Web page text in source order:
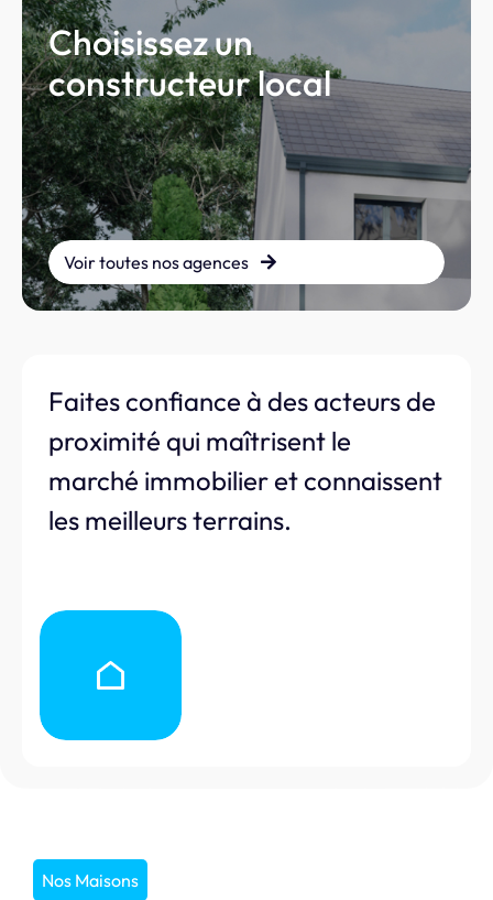
Choisissez un
constructeur local
Voir toutes nos agences
Faites confiance à des acteurs de
proximité qui maîtrisent le
marché immobilier et connaissent
les meilleurs terrains.
Nos Maisons